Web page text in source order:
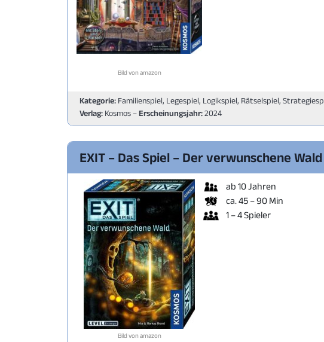
Bild von amazon
Kategorie: Familienspiel, Legespiel, Logikspiel, Rätselspiel,
Verlag: Kosmos – Erscheinungsjahr:2024
EXIT – Das Spiel – Der verwunschene Wald
Bild von amazon
ab 10 Jahren
ca. 45 – 90 Min
1 – 4 Spieler